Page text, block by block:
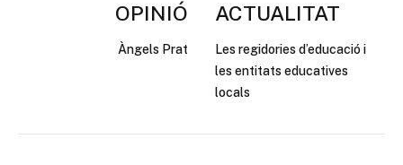
OPINIÓ
Àngels Prat
ACTUALITAT
Les regidories d’educació i
les entitats educatives
locals